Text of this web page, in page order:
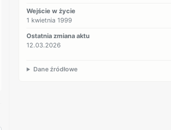
Wejście w życie
1 kwietnia 1999
Ostatnia zmiana aktu
12.03.2026
Dane źródłowe